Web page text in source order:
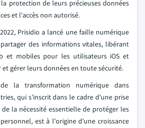
protection de leurs précieuses données
et l'accès non autorisé.
Prisidio a lancé une faille numérique
des informations vitales, libérant
et mobiles pour les utilisateurs iOS et
gérer leurs données en toute sécurité.
la transformation numérique dans
qui s'inscrit dans le cadre d'une prise
de la nécessité essentielle de protéger les
est à l'origine d'une croissance